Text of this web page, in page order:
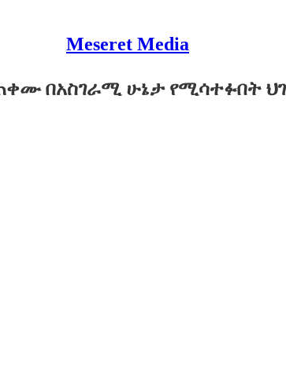
Meseret Media
በአስገራሚ ሁኔታ የሚሳተፉበት